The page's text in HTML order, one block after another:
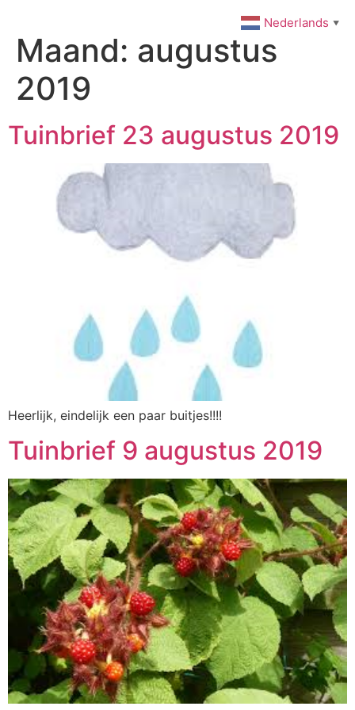
inhoudMaand: augustus
2019
Tuinbrief 23 augustus 2019
Heerlijk, eindelijk een paar buitjes!!!!
Tuinbrief 9 augustus 2019
Nederlands ▼